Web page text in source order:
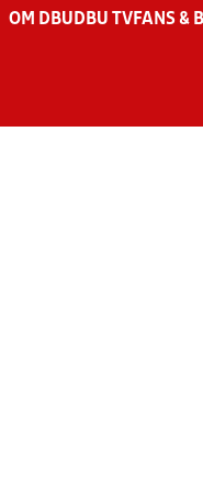
OM DBU DBU TV FANS &